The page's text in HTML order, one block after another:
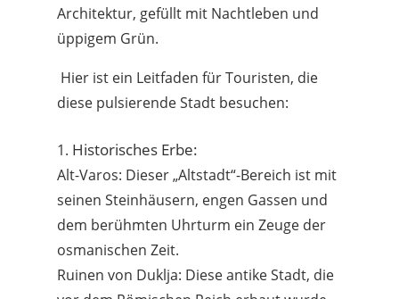
Architektur, gefüllt mit Nachtleben und
üppigem Grün.
Hier ist ein Leitfaden für Touristen, die
diese pulsierende Stadt besuchen:
1. Historisches Erbe:
Alt-Varos: Dieser „Altstadt“-Bereich ist mit
seinen Steinhäusern, engen Gassen und
dem berühmten Uhrturm ein Zeuge der
osmanischen Zeit.
Ruinen von Duklja: Diese antike Stadt, die